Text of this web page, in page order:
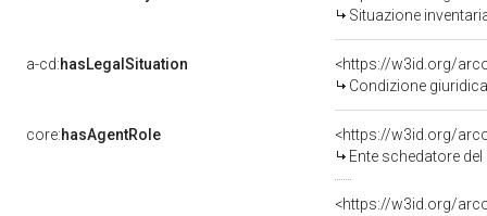
Situazione
a-cd:hasLegalSituation
Condizione
core:hasAgentRole
<https://w3id.org/
Ente schedatore
<https://w3id.org/